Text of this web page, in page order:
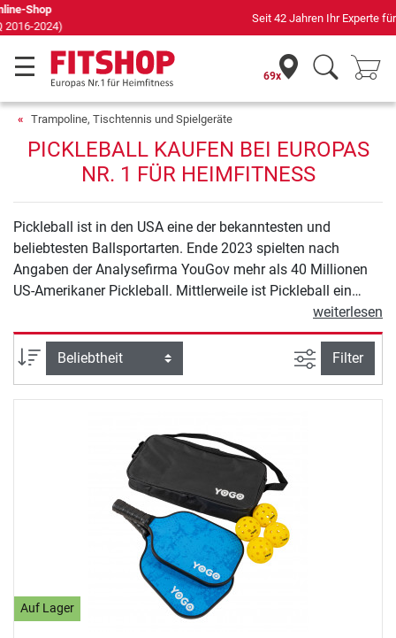
Seit 42 Jahren Ihr Experte für Heimfitness
69x
Trampoline, Tischtennis und Spielgeräte
PICKLEBALL KAUFEN BEI EUROPAS
NR. 1 FÜR HEIMFITNESS
Pickleball ist in den USA eine der bekanntesten und
beliebtesten Ballsportarten. Ende 2023 spielten nach
Angaben der Analysefirma YouGov mehr als 40 Millionen
US-Amerikaner Pickleball. Mittlerweile ist Pickleball ein
weltweites Phänomen und kommt auch in Deutschland in
vielen Privathaushalten sowie in Sportvereinen und
Jugendzentren an. Wenn auch Sie in die spannende
Trendsportart einsteigen wollen, haben wir für Sie im
Folgenden die wichtigsten Informationen
weiterlesen
Sortierung Ansicht
Filter
Auf Lager